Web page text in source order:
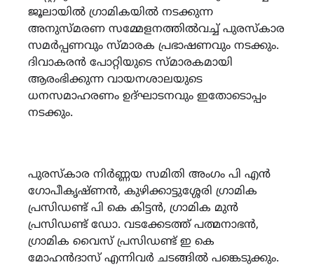
ജൂലായിൽ ഗ്രാമികയിൽ നടക്കുന്ന
അനുസ്മരണ സമ്മേളനത്തിൽവച്ച് പുരസ്കാര
സമർപ്പണവും സ്മാരക പ്രഭാഷണവും നടക്കും.
ദിവാകരൻ പോറ്റിയുടെ സ്മാരകമായി
ആരംഭിക്കുന്ന വായനശാലയുടെ
ധനസമാഹരണം ഉദ്ഘാടനവും ഇതോടൊപ്പം
നടക്കും.
പുരസ്കാര നിർണ്ണയ സമിതി അംഗം പി എൻ
ഗോപീകൃഷ്ണൻ, കുഴിക്കാട്ടുശ്ശേരി ഗ്രാമിക
പ്രസിഡണ്ട് പി കെ കിട്ടൻ, ഗ്രാമിക മുൻ
പ്രസിഡണ്ട് ഡോ. വടക്കേടത്ത് പത്മനാഭൻ,
ഗ്രാമിക വൈസ് പ്രസിഡണ്ട് ഇ കെ
മോഹൻദാസ് എന്നിവർ ചടങ്ങിൽ പങ്കെടുക്കും.